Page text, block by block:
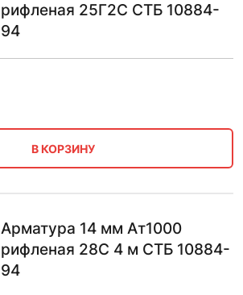
рифленая 25Г2С СТБ 10884-
94
В КОРЗИНУ
Арматура 14 мм Ат1000
рифленая 28С 4 м СТБ 10884-
94